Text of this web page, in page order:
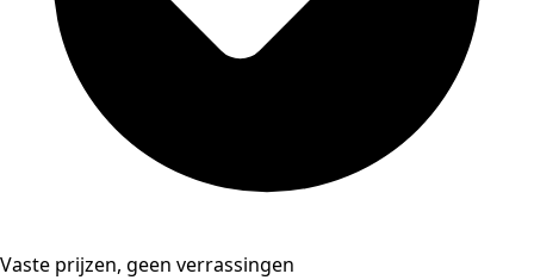
Vaste prijzen, geen verrassingen